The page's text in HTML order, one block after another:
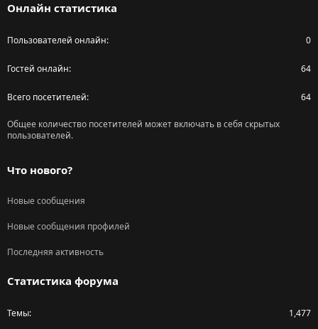
Онлайн статистика
Пользователей онлайн 0
Гостей онлайн 64
Всего посетителей 64
Общее количество посетителей может включать в себя скрытых
пользователей.
Что нового?
Новые сообщения
Новые сообщения профилей
Последняя активность
Статистика форума
Темы 1,477